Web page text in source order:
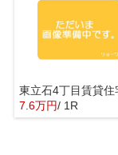
東立石4丁目賃貸住
7.6万円/ 1R